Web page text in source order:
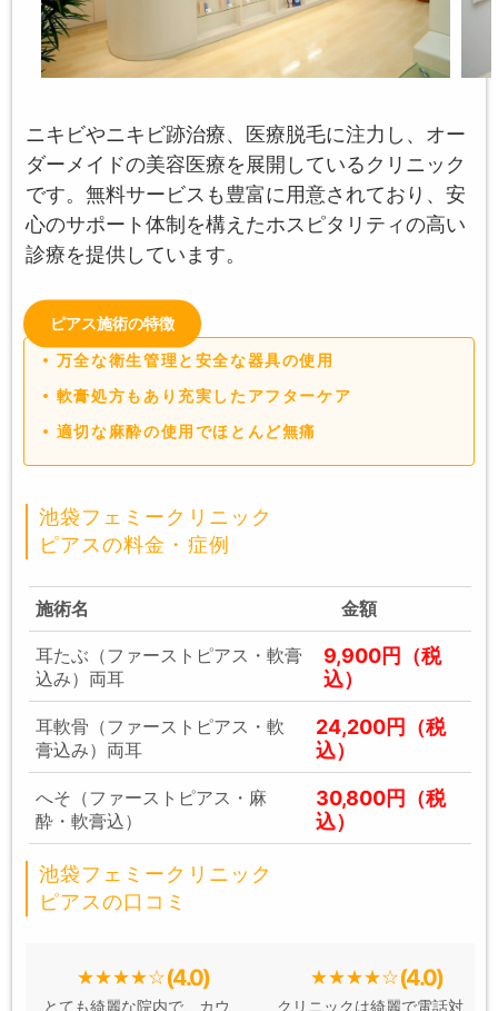
ニキビやニキビ跡治療、医療脱毛に注力し、オー
ダーメイドの美容医療を展開しているクリニック
です。無料サービスも豊富に用意されており、安
心のサポート体制を構えたホスピタリティの高い
診療を提供しています。
ピアス施術の特徴
万全な衛生管理と安全な器具の使用
軟膏処方もあり充実したアフターケア
適切な麻酔の使用でほとんど無痛
池袋フェミークリニック
ピアスの料金・症例
施術名 金額
耳たぶ（ファーストピアス・軟膏
込み）両耳
9,900円（税
込）
耳軟骨（ファーストピアス・軟
膏込み）両耳
24,200円（税
込）
へそ（ファーストピアス・麻
酔・軟膏込）
30,800円（税
込）
池袋フェミークリニック
ピアスの口コミ
(4.0)
とても綺麗な院内で、カウ
(4.0)
クリニックは綺麗で電話対